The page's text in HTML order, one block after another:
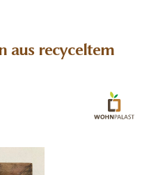
aus recyceltem